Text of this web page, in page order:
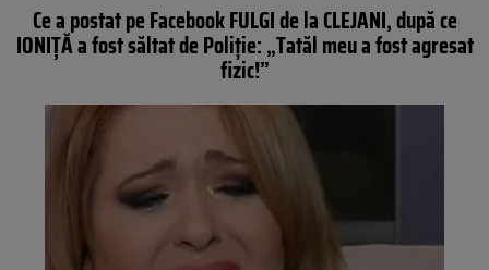
Ce a postat pe Facebook FULGI de la CLEJANI, după ce
IONIŢĂ a fost săltat de Poliţie: „Tatăl meu a fost agresat
fizic!”